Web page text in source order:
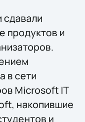
сдавали
продуктов и
в сети
Microsoft IT
накопившие
и